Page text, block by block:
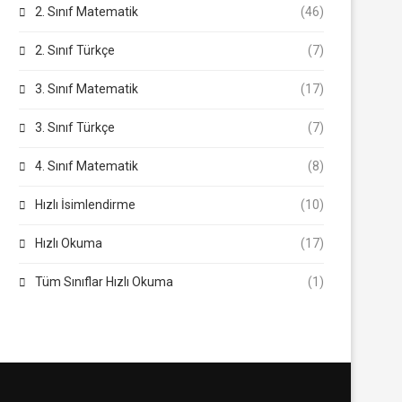
2. Sınıf Matematik (46)
2. Sınıf Türkçe (7)
3. Sınıf Matematik (17)
3. Sınıf Türkçe (7)
4. Sınıf Matematik (8)
Hızlı İsimlendirme (10)
Hızlı Okuma (17)
Tüm Sınıflar Hızlı Okuma (1)